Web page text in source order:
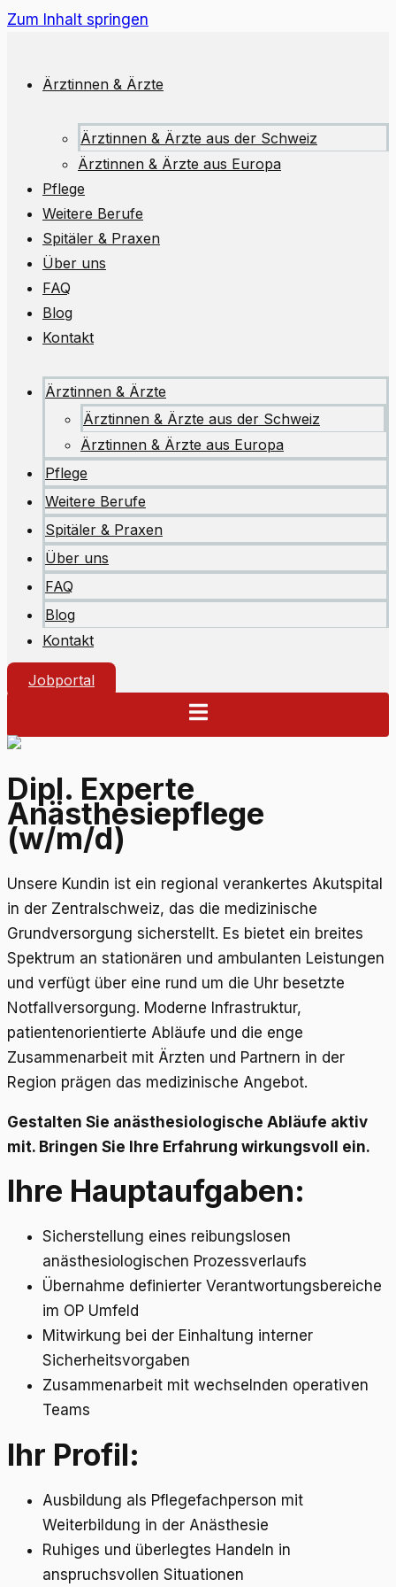
Zum Inhalt springen
Ärztinnen & Ärzte
Ärztinnen & Ärzte aus der Schweiz
Ärztinnen & Ärzte aus Europa
Pflege
Weitere Berufe
Spitäler & Praxen
Über uns
FAQ
Blog
Kontakt
Ärztinnen & Ärzte
Ärztinnen & Ärzte aus der Schweiz
Ärztinnen & Ärzte aus Europa
Pflege
Weitere Berufe
Spitäler & Praxen
Über uns
FAQ
Blog
Kontakt
Jobportal
Dipl. Experte
Anästhesiepflege
(w/m/d)
Unsere Kundin ist ein regional verankertes Akutspital
in der Zentralschweiz, das die medizinische
Grundversorgung sicherstellt. Es bietet ein breites
Spektrum an stationären und ambulanten Leistungen
und verfügt über eine rund um die Uhr besetzte
Notfallversorgung. Moderne Infrastruktur,
patientenorientierte Abläufe und die enge
Zusammenarbeit mit Ärzten und Partnern in der
Region prägen das medizinische Angebot.
Gestalten Sie anästhesiologische Abläufe aktiv
mit. Bringen Sie Ihre Erfahrung wirkungsvoll ein.
Ihre Hauptaufgaben:
Sicherstellung eines reibungslosen
anästhesiologischen Prozessverlaufs
Übernahme definierter Verantwortungsbereiche
im OP Umfeld
Mitwirkung bei der Einhaltung interner
Sicherheitsvorgaben
Zusammenarbeit mit wechselnden operativen
Teams
Ihr Profil:
Ausbildung als Pflegefachperson mit
Weiterbildung in der Anästhesie
Ruhiges und überlegtes Handeln in
anspruchsvollen Situationen